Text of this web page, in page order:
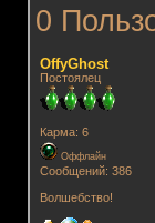
0
OffyGhost
Постоялец
Карма: 6
Оффлайн
Сообщений: 386
Волшебство!